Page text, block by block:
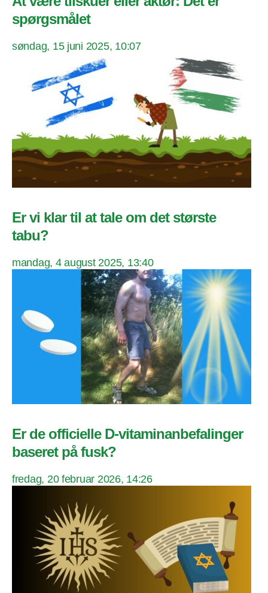
spørgsmålet
søndag, 15 juni 2025, 10:07
Er vi klar til at tale om det største
tabu?
mandag, 4 august 2025, 13:40
Er de officielle D-vitaminanbefalinger
baseret på fusk?
fredag, 20 februar 2026, 14:26